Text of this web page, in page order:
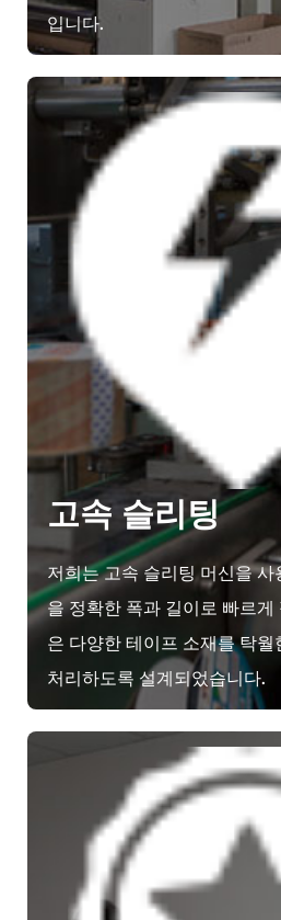
입니다.
고속 슬리팅
저희는 고속 슬리팅 머신을
을 정확한 폭과 길이로 빠르게
은 다양한 테이프 소재를 탁월
처리하도록 설계되었습니다.